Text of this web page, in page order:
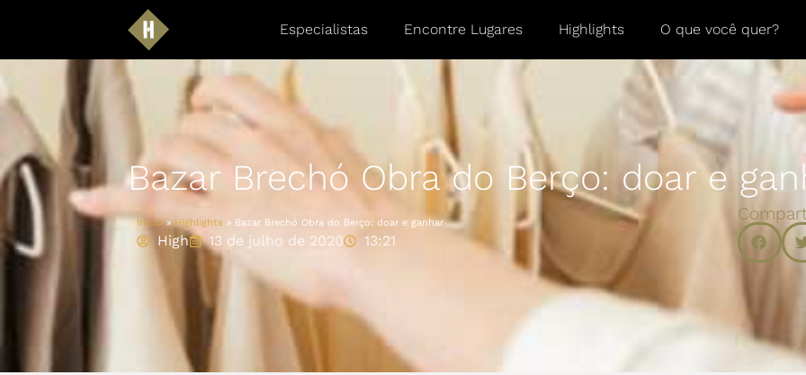
Especialistas Encontre Lugares Highlights O que você quer?
Bazar Brechó Obra do Berço: doar e
Início»Highlights » Bazar Brechó Obra do Berço: doar e ganhar
High 13 de julho de 2020 13:21